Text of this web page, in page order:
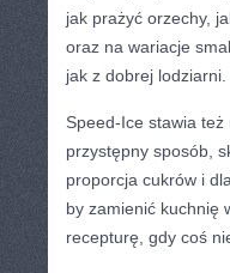
jak prażyć orzechy,
oraz na wariacje
jak z dobrej lodziarni.
Speed-Ice stawia
przystępny sposób,
proporcja cukrów i
by zamienić kuchnię
recepturę, gdy coś